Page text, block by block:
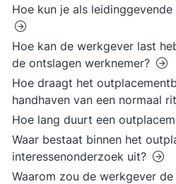
Hoe kun je als
Hoe kan de werkgever last
de ontslagen werknemer?
Hoe draagt het
handhaven van een normaal
Hoe lang duurt een
Waar bestaat binnen het
interessenonderzoek uit?
Waarom zou de werkgever